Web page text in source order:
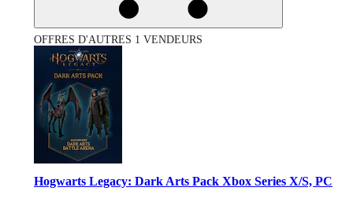
OFFRES D'AUTRES 1 VENDEURS
Hogwarts Legacy: Dark Arts Pack Xbox Series X/S, PC